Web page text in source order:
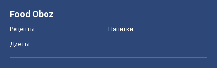
Food Oboz
Рецепты Напитки
Диеты